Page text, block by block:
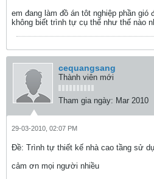
em đang làm đồ án tôt nghiệp phần gió
không biết trình tự cụ thể như thế nào
cequangsang
Thành viên mới
Tham gia ngày: Mar 2010
29-03-2010, 02:07 PM
Ðề: Trình tự thiết kế nhà cao tầng sử
cảm ơn mọi người nhiều